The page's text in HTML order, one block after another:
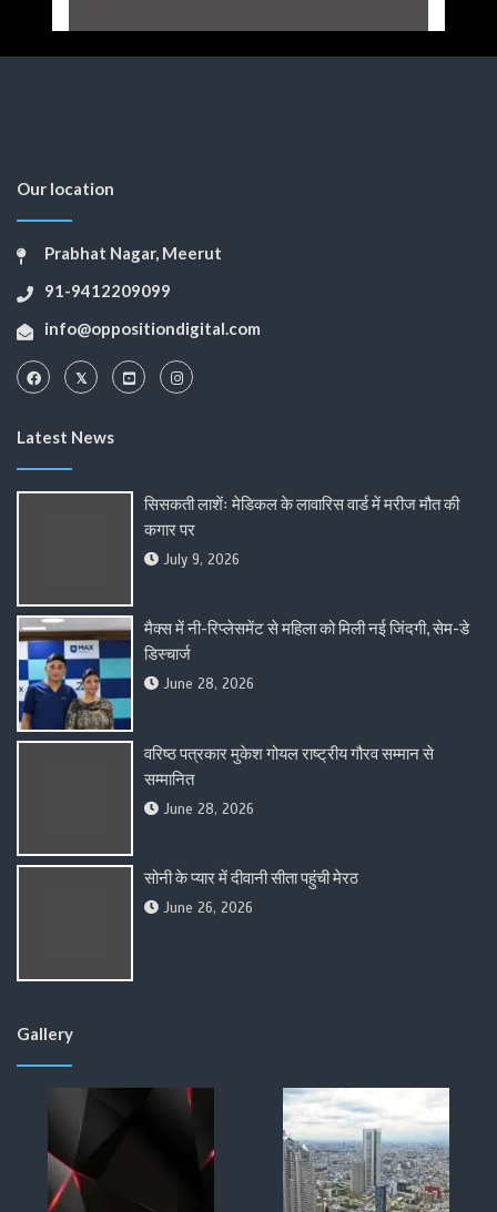
Our location
Prabhat Nagar, Meerut
91-9412209099
info@oppositiondigital.com
Latest News
सिसकती लाशेंः मेडिकल के लावारिस वार्ड में मरीज मौत की
कगार पर
July 9, 2026
मैक्स में नी-रिप्लेसमेंट से महिला को मिली नई जिंदगी, सेम-डे
डिस्चार्ज
June 28, 2026
वरिष्ठ पत्रकार मुकेश गोयल राष्ट्रीय गौरव सम्मान से
सम्मानित
June 28, 2026
सोनी के प्यार में दीवानी सीता पहुंची मेरठ
June 26, 2026
Gallery